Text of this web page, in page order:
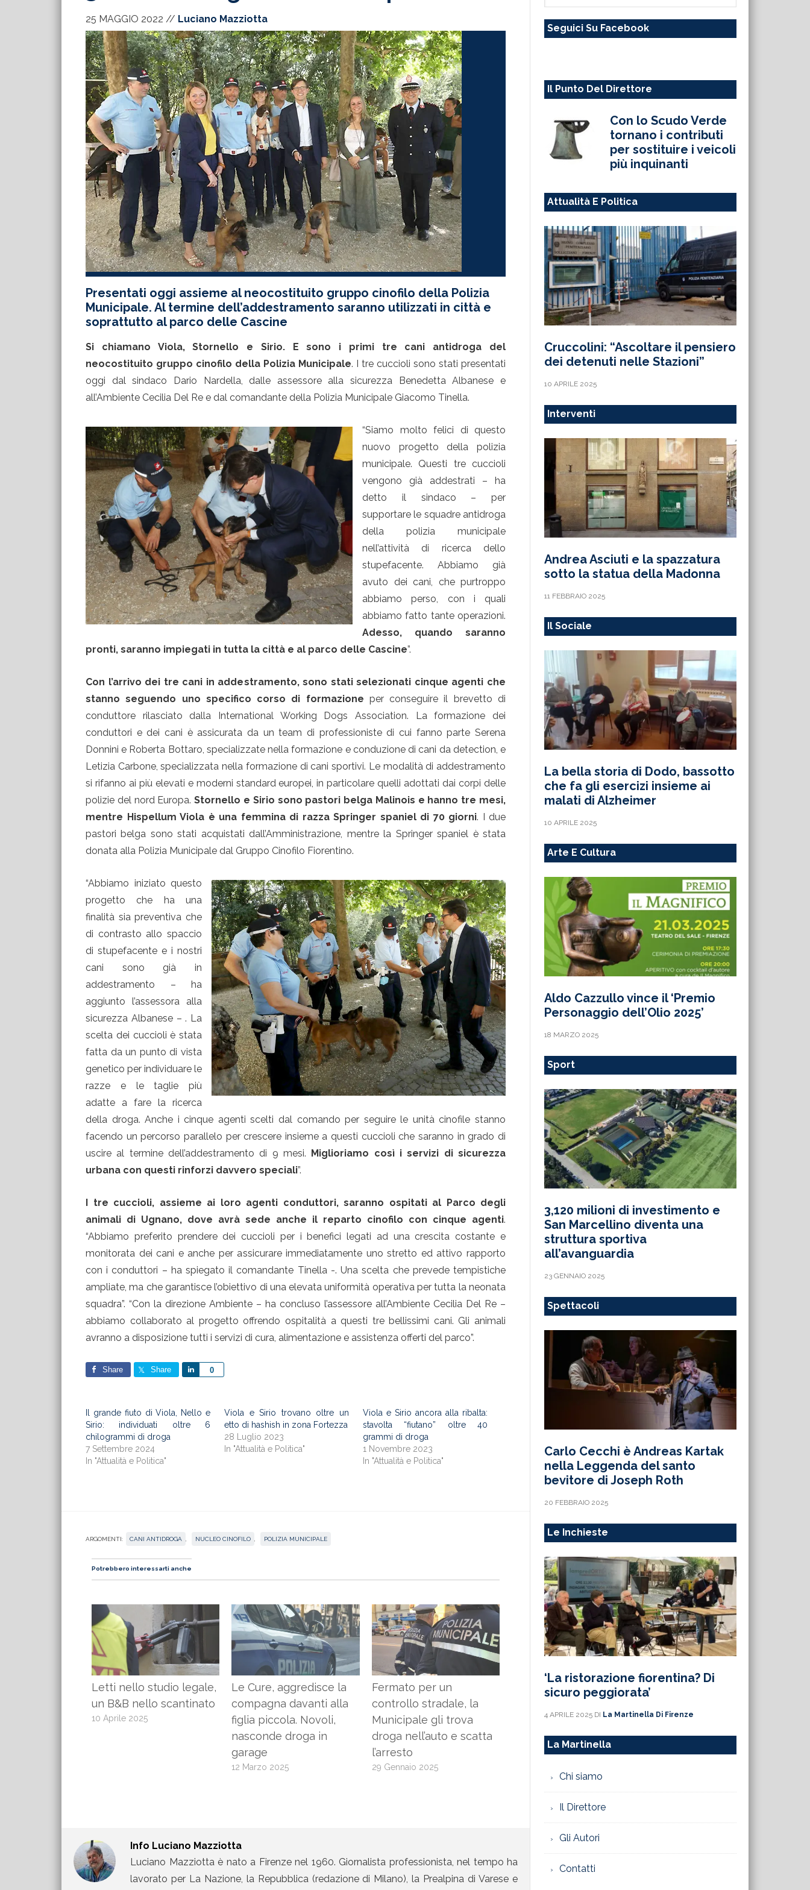
25 MAGGIO 2022 // Luciano Mazziotta
Presentati oggi assieme al neocostituito gruppo cinofilo della Polizia
Municipale. Al termine dell’addestramento saranno utilizzati in città e
soprattutto al parco delle Cascine
Si chiamano Viola, Stornello e Sirio. E sono i primi tre cani antidroga del
neocostituito gruppo cinofilo della Polizia Municipale. I tre cuccioli sono stati presentati
oggi dal sindaco Dario Nardella, dalle assessore alla sicurezza Benedetta Albanese e
all’Ambiente Cecilia Del Re e dal comandante della Polizia Municipale Giacomo Tinella.
“Siamo molto felici di questo
nuovo progetto della polizia
municipale. Questi tre cuccioli
vengono già addestrati – ha
detto il sindaco – per
supportare le squadre antidroga
della polizia municipale
nell’attività di ricerca dello
stupefacente. Abbiamo già
avuto dei cani, che purtroppo
abbiamo perso, con i quali
abbiamo fatto tante operazioni.
Adesso, quando saranno
pronti, saranno impiegati in tutta la città e al parco delle Cascine”.
Con l’arrivo dei tre cani in addestramento, sono stati selezionati cinque agenti che
stanno seguendo uno specifico corso di formazione per conseguire il brevetto di
conduttore rilasciato dalla International Working Dogs Association. La formazione dei
conduttori e dei cani è assicurata da un team di professioniste di cui fanno parte Serena
Donnini e Roberta Bottaro, specializzate nella formazione e conduzione di cani da detection, e
Letizia Carbone, specializzata nella formazione di cani sportivi. Le modalità di addestramento
si rifanno ai più elevati e moderni standard europei, in particolare quelli adottati dai corpi delle
polizie del nord Europa.Stornello e Sirio sono pastori belga Malinois e hanno tre mesi,
mentre Hispellum Viola è una femmina di razza Springer spaniel di 70 giorni. I due
pastori belga sono stati acquistati dall’Amministrazione, mentre la Springer spaniel è stata
donata alla Polizia Municipale dal Gruppo Cinofilo Fiorentino.
“Abbiamo iniziato questo
progetto che ha una
finalità sia preventiva che
di contrasto allo spaccio
di stupefacente e i nostri
cani sono già in
addestramento – ha
aggiunto l’assessora alla
sicurezza Albanese – . La
scelta dei cuccioli è stata
fatta da un punto di vista
genetico per individuare le
razze e le taglie più
adatte a fare la ricerca
della droga. Anche i cinque agenti scelti dal comando per seguire le unità cinofile stanno
facendo un percorso parallelo per crescere insieme a questi cuccioli che saranno in grado di
uscire al termine dell’addestramento di 9 mesi. Miglioriamo così i servizi di sicurezza
urbana con questi rinforzi davvero speciali”.
I tre cuccioli, assieme ai loro agenti conduttori, saranno ospitati al Parco degli
animali di Ugnano, dove avrà sede anche il reparto cinofilo con cinque agenti.
“Abbiamo preferito prendere dei cuccioli per i benefici legati ad una crescita costante e
monitorata dei cani e anche per assicurare immediatamente uno stretto ed attivo rapporto
con i conduttori – ha spiegato il comandante Tinella -. Una scelta che prevede tempistiche
ampliate, ma che garantisce l’obiettivo di una elevata uniformità operativa per tutta la neonata
squadra”. “Con la direzione Ambiente – ha concluso l’assessore all’Ambiente Cecilia Del Re –
abbiamo collaborato al progetto offrendo ospitalità a questi tre bellissimi cani. Gli animali
avranno a disposizione tutti i servizi di cura, alimentazione e assistenza offerti del parco”.
Share Share 0
Share
Il grande fiuto di Viola, Nello e
Sirio: individuati oltre 6
chilogrammi di droga
7 Settembre 2024
In "Attualità e Politica"
Viola e Sirio trovano oltre un
etto di hashish in zona Fortezza
28 Luglio 2023
In "Attualità e Politica"
Viola e Sirio ancora alla ribalta:
stavolta “fiutano” oltre 40
grammi di droga
1 Novembre 2023
In "Attualità e Politica"
ARGOMENTI: CANI ANTIDROGA NUCLEO CINOFILO POLIZIA MUNICIPALE
Potrebbero interessarti anche
Letti nello studio legale,
un B&B nello scantinato
10 Aprile 2025
Le Cure, aggredisce la
compagna davanti alla
figlia piccola. Novoli,
nasconde droga in
garage
12 Marzo 2025
Fermato per un
controllo stradale, la
Municipale gli trova
droga nell’auto e scatta
l’arresto
29 Gennaio 2025
Info Luciano Mazziotta
Luciano Mazziotta è nato a Firenze nel 1960. Giornalista professionista, nel tempo ha
lavorato per La Nazione, la Repubblica (redazione di Milano), la Prealpina di Varese e
sito
Seguici Su Facebook
Il Punto Del Direttore
Con lo Scudo Verde
tornano i contributi
per sostituire i veicoli
più inquinanti
Attualità E Politica
Cruccolini: “Ascoltare il pensiero
dei detenuti nelle Stazioni”
10 APRILE 2025
Interventi
Andrea Asciuti e la spazzatura
sotto la statua della Madonna
11 FEBBRAIO 2025
Il Sociale
La bella storia di Dodo, bassotto
che fa gli esercizi insieme ai
malati di Alzheimer
10 APRILE 2025
Arte E Cultura
Aldo Cazzullo vince il ‘Premio
Personaggio dell’Olio 2025’
18 MARZO 2025
Sport
3,120 milioni di investimento e
San Marcellino diventa una
struttura sportiva
all’avanguardia
23 GENNAIO 2025
Spettacoli
Carlo Cecchi è Andreas Kartak
nella Leggenda del santo
bevitore di Joseph Roth
20 FEBBRAIO 2025
Le Inchieste
‘La ristorazione fiorentina? Di
sicuro peggiorata’
4 APRILE 2025 DI La Martinella Di Firenze
La Martinella
Chi siamo
Il Direttore
Gli Autori
Contatti